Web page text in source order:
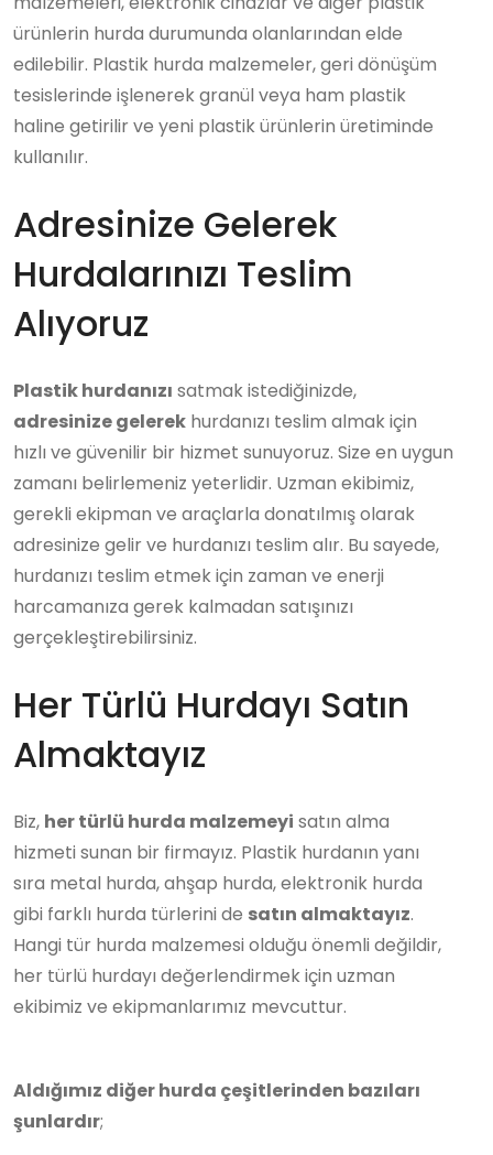
ürünlerin hurda durumunda olanlarından elde
edilebilir. Plastik hurda malzemeler, geri dönüşüm
tesislerinde işlenerek granül veya ham plastik
haline getirilir ve yeni plastik ürünlerin üretiminde
kullanılır.
Adresinize Gelerek
Hurdalarınızı Teslim
Alıyoruz
Plastik hurdanızı satmak istediğinizde,
adresinize gelerek hurdanızı teslim almak için
hızlı ve güvenilir bir hizmet sunuyoruz. Size en uygun
zamanı belirlemeniz yeterlidir. Uzman ekibimiz,
gerekli ekipman ve araçlarla donatılmış olarak
adresinize gelir ve hurdanızı teslim alır. Bu sayede,
hurdanızı teslim etmek için zaman ve enerji
harcamanıza gerek kalmadan satışınızı
gerçekleştirebilirsiniz.
Her Türlü Hurdayı Satın
Almaktayız
Biz, her türlü hurda malzemeyi satın alma
hizmeti sunan bir firmayız. Plastik hurdanın yanı
sıra metal hurda, ahşap hurda, elektronik hurda
gibi farklı hurda türlerini de satın almaktayız.
Hangi tür hurda malzemesi olduğu önemli değildir,
her türlü hurdayı değerlendirmek için uzman
ekibimiz ve ekipmanlarımız mevcuttur.
Aldığımız diğer hurda çeşitlerinden bazıları
şunlardır;